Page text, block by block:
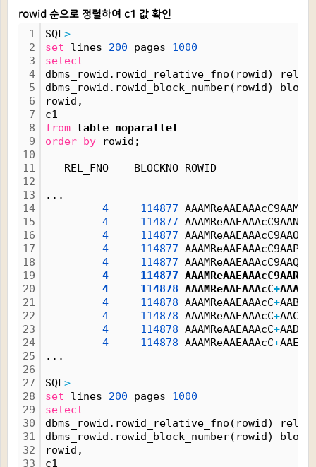
rowid 순으로 정렬하여 c1 값 확인
1
2
3
4
5
6
7
8
9
10
11
12
13
14
15
16
17
18
19
20
21
22
23
24
25
26
27
28
29
30
31
32
33
SQL>
set lines 200 pages 1000
select
dbms_rowid.rowid_relative_fno(rowid)
dbms_rowid.rowid_block_number(rowid)
rowid,
c1
from table_noparallel
order by rowid;
REL_FNO    BLOCKNO ROWID
----------
---------- ------------------
...
4
114877 AAAMReAAEAAAcC9AAM
4
114877 AAAMReAAEAAAcC9AAN
4
114877 AAAMReAAEAAAcC9AAO
4
114877 AAAMReAAEAAAcC9AAP
4
114877 AAAMReAAEAAAcC9AAQ
4
114877 AAAMReAAEAAAcC9AAR
4
114878 AAAMReAAEAAAcC+AAA
4
114878 AAAMReAAEAAAcC+AAB
4
114878 AAAMReAAEAAAcC+AAC
4
114878 AAAMReAAEAAAcC+AAD
4
114878 AAAMReAAEAAAcC+AAE
...
SQL>
set lines 200 pages 1000
select
dbms_rowid.rowid_relative_fno(rowid)
dbms_rowid.rowid_block_number(rowid)
rowid,
c1